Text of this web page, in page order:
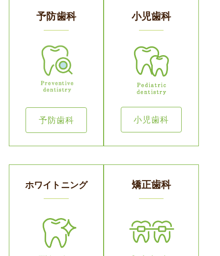
予防歯科
予防歯科
小児歯科
小児歯科
ホワイトニング 矯正歯科